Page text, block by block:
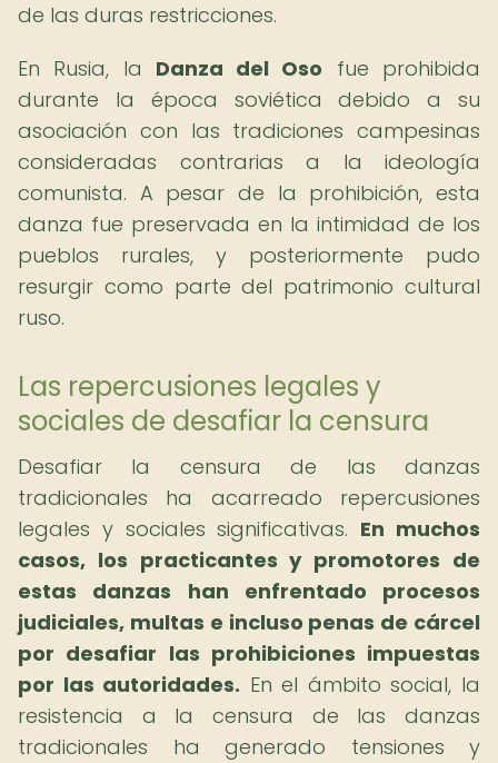
de las duras restricciones.
En Rusia, la Danza del Oso fue prohibida
durante la época soviética debido a su
asociación con las tradiciones campesinas
consideradas contrarias a la ideología
comunista. A pesar de la prohibición, esta
danza fue preservada en la intimidad de los
pueblos rurales, y posteriormente pudo
resurgir como parte del patrimonio cultural
ruso.
Las repercusiones legales y
sociales de desafiar la censura
Desafiar la censura de las danzas
tradicionales ha acarreado repercusiones
legales y sociales significativas. En muchos
casos, los practicantes y promotores de
estas danzas han enfrentado procesos
judiciales, multas e incluso penas de cárcel
por desafiar las prohibiciones impuestas
por las autoridades. En el ámbito social, la
resistencia a la censura de las danzas
tradicionales ha generado tensiones y